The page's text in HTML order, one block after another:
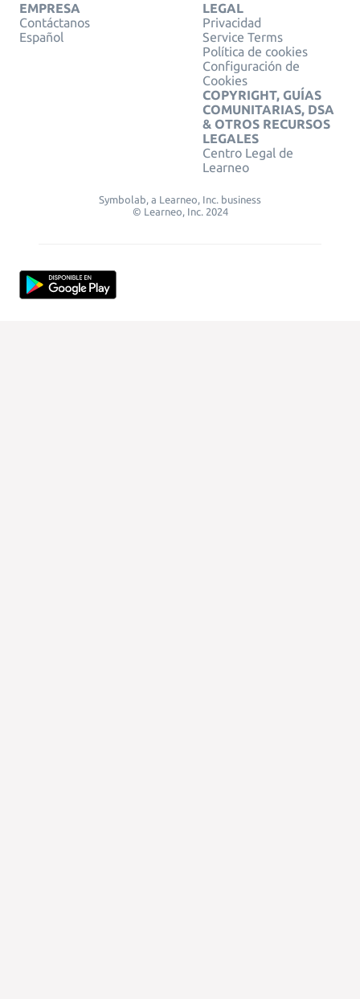
EMPRESA
Contáctanos
Español
LEGAL
Privacidad
Service Terms
Política de cookies
Configuración de
Cookies
COPYRIGHT, GUÍAS
COMUNITARIAS, DSA
& OTROS RECURSOS
LEGALES
Centro Legal de
Learneo
Symbolab, a Learneo, Inc. business
© Learneo, Inc. 2024